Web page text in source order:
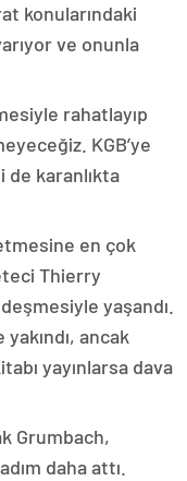
konularındaki
ve onunla
rahatlayıp
KGB’ye
karanlıkta
en çok
Thierry
yaşandı.
ancak
yayınlarsa dava
Grumbach,
daha attı.